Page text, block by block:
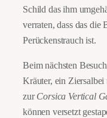
Schild das ihm
verraten, dass das die
Perückenstrauch ist.
Beim nächsten
Kräuter, ein
zurCorsica Vertical
können versetzt